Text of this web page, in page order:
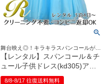
音楽雑貨
舞台映え◎！キラキラスパンコールが華
やかさを演出
【レンタル】スパンコール＆チ
ュール子供ドレス(kd305)アク
ア
8/8-8/17 往復送料無料